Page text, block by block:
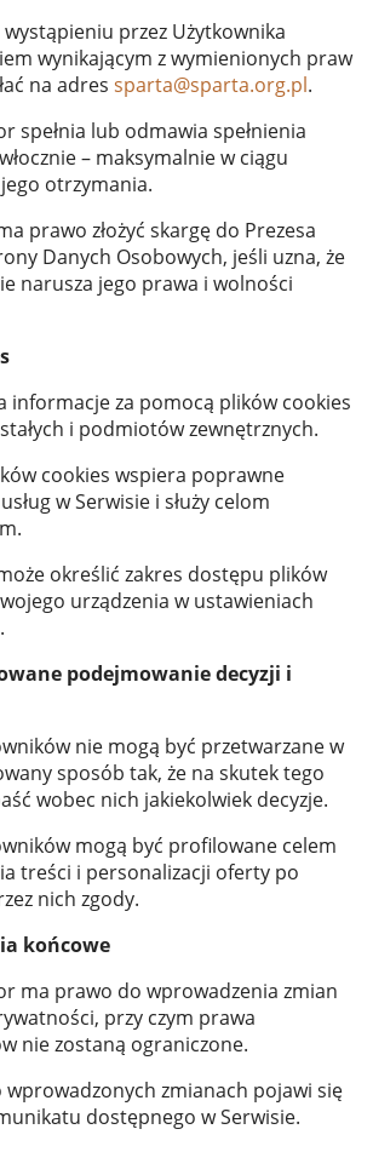
wystąpieniu przez Użytkownika
wynikającym z wymienionych praw
na adres sparta@sparta.org.pl.
spełnia lub odmawia spełnienia
– maksymalnie w ciągu
otrzymania.
prawo złożyć skargę do Prezesa
Danych Osobowych, jeśli uzna, że
narusza jego prawa i wolności
informacje za pomocą plików cookies
i podmiotów zewnętrznych.
cookies wspiera poprawne
w Serwisie i służy celom
określić zakres dostępu plików
urządzenia w ustawieniach
podejmowanie decyzji i
nie mogą być przetwarzane w
sposób tak, że na skutek tego
wobec nich jakiekolwiek decyzje.
mogą być profilowane celem
treści i personalizacji oferty po
nich zgody.
końcowe
ma prawo do wprowadzenia zmian
przy czym prawa
nie zostaną ograniczone.
zmianach pojawi się
dostępnego w Serwisie.